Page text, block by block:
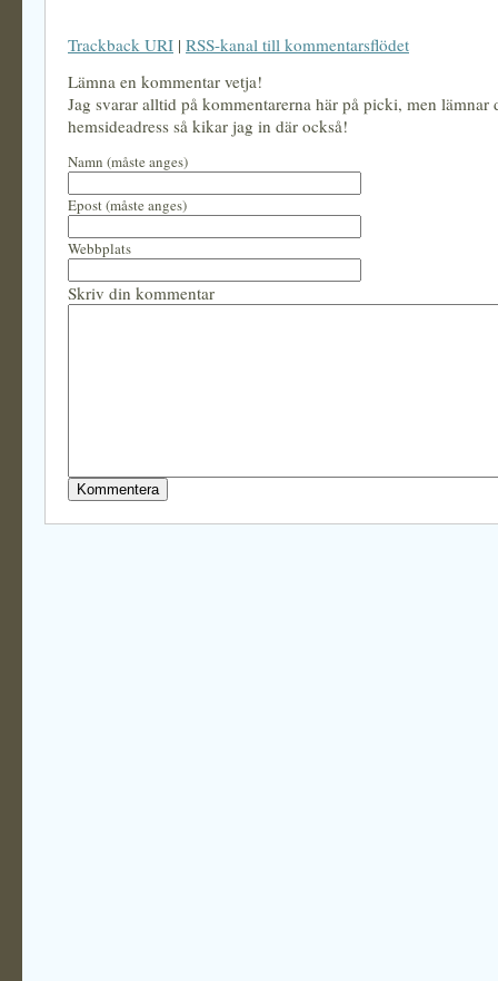
Trackback URI | RSS-kanal till kommentarsflödet
Lämna en kommentar vetja!
Jag svarar alltid på kommentarerna här på picki, men lämnar
hemsideadress så kikar jag in där också!
Namn (måste anges)
Epost (måste anges)
Webbplats
Skriv din kommentar